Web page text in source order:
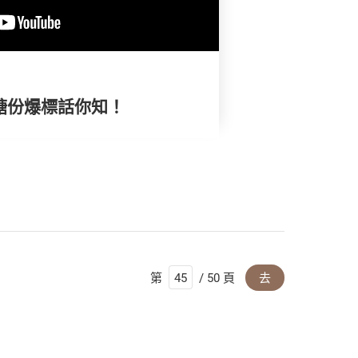
爆標話你知！
第 / 50 頁 去